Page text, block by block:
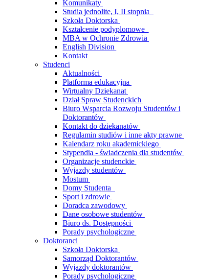
Komunikaty
Studia jednolite, I, II stopnia
Szkoła Doktorska
Kształcenie podyplomowe
MBA w Ochronie Zdrowia
English Division
Kontakt
Studenci
Aktualności
Platforma edukacyjna
Wirtualny Dziekanat
Dział Spraw Studenckich
Biuro Wsparcia Rozwoju Studentów i
Doktorantów
Kontakt do dziekanatów
Regulamin studiów i inne akty prawne
Kalendarz roku akademickiego
Stypendia - świadczenia dla studentów
Organizacje studenckie
Wyjazdy studentów
Mostum
Domy Studenta
Sport i zdrowie
Doradca zawodowy
Dane osobowe studentów
Biuro ds. Dostępności
Porady psychologiczne
Doktoranci
Szkoła Doktorska
Samorząd Doktorantów
Wyjazdy doktorantów
Porady psychologiczne